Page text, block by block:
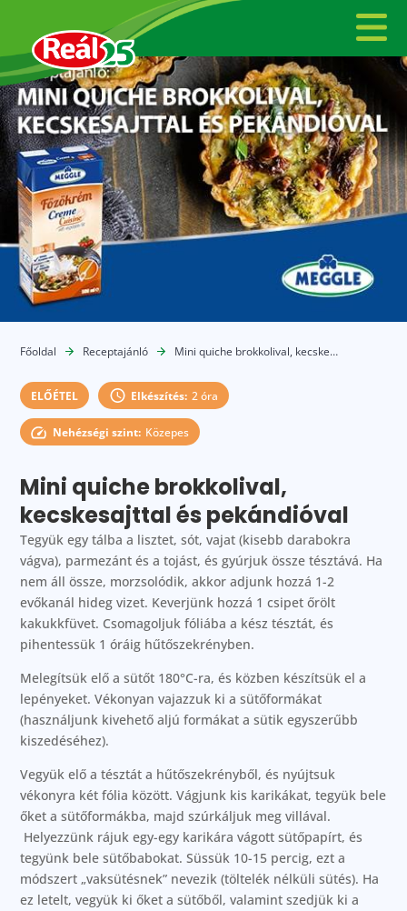
Főoldal Receptajánló Mini quiche brokkolival, kecskesajttal és
ELŐÉTEL Elkészítés: 2 óra
Nehézségi szint: Közepes
Mini quiche brokkolival,
kecskesajttal és pekándióval
Tegyük egy tálba a lisztet, sót, vajat (kisebb darabokra
vágva), parmezánt és a tojást, és gyúrjuk össze tésztává. Ha
nem áll össze, morzsolódik, akkor adjunk hozzá 1-2
evőkanál hideg vizet. Keverjünk hozzá 1 csipet őrölt
kakukkfüvet. Csomagoljuk fóliába a kész tésztát, és
pihentessük 1 óráig hűtőszekrényben.
Melegítsük elő a sütőt 180°C-ra, és közben készítsük el a
lepényeket. Vékonyan vajazzuk ki a sütőformákat
(használjunk kivehető aljú formákat a sütik egyszerűbb
kiszedéséhez).
Vegyük elő a tésztát a hűtőszekrényből, és nyújtsuk
vékonyra két fólia között. Vágjunk kis karikákat, tegyük bele
őket a sütőformákba, majd szúrkáljuk meg villával.
Helyezzünk rájuk egy-egy karikára vágott sütőpapírt, és
tegyünk bele sütőbabokat. Süssük 10-15 percig, ezt a
módszert „vaksütésnek” nevezik (töltelék nélküli sütés). Ha
ez letelt, vegyük ki őket a sütőből, valamint szedjük ki a